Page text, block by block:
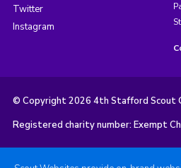
Twitter
Instagram
© Copyright 2026 4th Stafford Scout
Registered charity number: Exempt